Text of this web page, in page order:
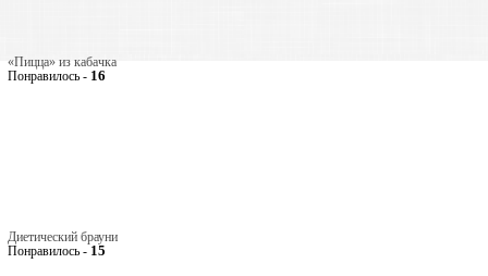
«Пицца» из кабачка
Понравилось - 16
Диетический брауни
Понравилось - 15